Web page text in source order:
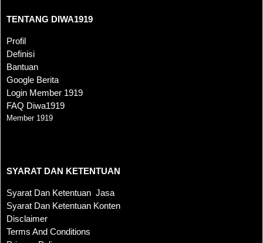
TENTANG DIWA1919
Profil
Definisi
Bantuan
Google Berita
Login Member 1919
FAQ Diwa1919
Member 1919
SYARAT DAN KETENTUAN
Syarat Dan Ketentuan Jasa
Syarat Dan Ketentuan Konten
Disclaimer
Terms And Conditions